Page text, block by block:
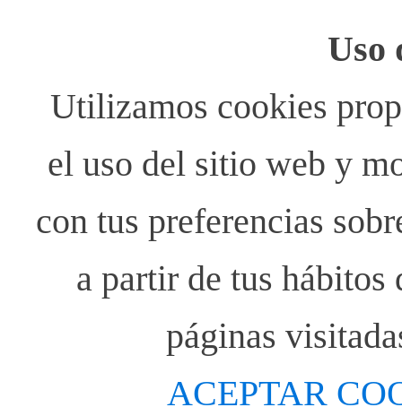
Uso
Utilizamos cookies
el uso del sitio web y
con tus preferencias
a partir de tus
páginas
ACEPTAR